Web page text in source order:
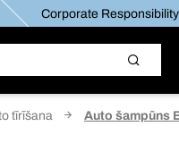
Corporate Responsibility
tīrīšana Auto šampūns